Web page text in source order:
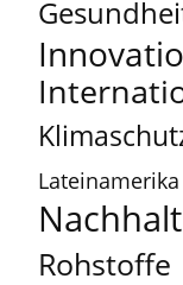
Lateinamerika
Rohstoffe